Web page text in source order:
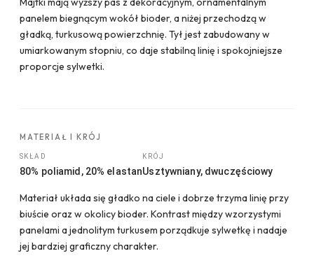
panelem biegnącym wokół bioder, a niżej przechodzą w
gładką, turkusową powierzchnię. Tył jest zabudowany w
umiarkowanym stopniu, co daje stabilną linię i spokojniejsze
proporcje sylwetki.
MATERIAŁ I KRÓJ
SKŁAD
80% poliamid, 20% elastan
KRÓJ
Usztywniany, dwuczęściowy
Materiał układa się gładko na ciele i dobrze trzyma linię przy
biuście oraz w okolicy bioder. Kontrast między wzorzystymi
panelami a jednolitym turkusem porządkuje sylwetkę i nadaje
jej bardziej graficzny charakter.